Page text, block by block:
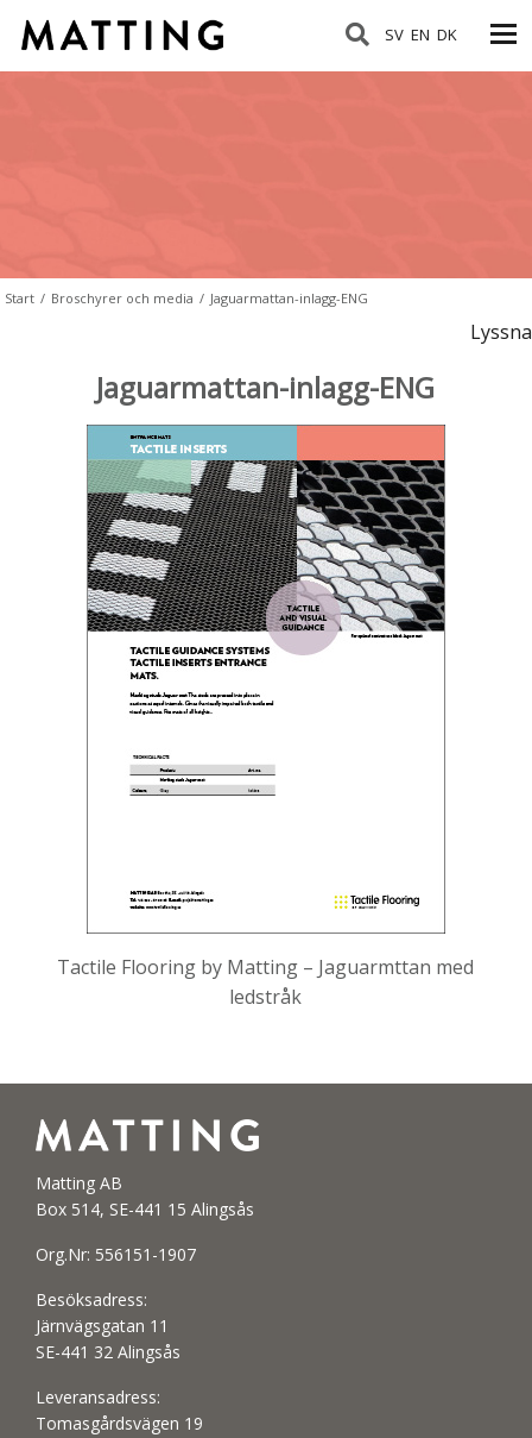
SV EN DK
Start / Broschyrer och media / Jaguarmattan-inlagg-ENG
Lyssna
Jaguarmattan-inlagg-ENG
Tactile Flooring by Matting – Jaguarmttan med
ledstråk
Matting AB
Box 514, SE-441 15 Alingsås
Org.Nr: 556151-1907
Besöksadress:
Järnvägsgatan 11
SE-441 32 Alingsås
Leveransadress:
Tomasgårdsvägen 19